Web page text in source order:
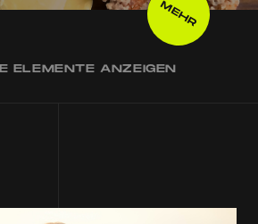
MEHR
ELEMENTE ANZEIGEN